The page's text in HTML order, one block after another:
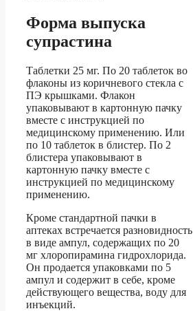
Форма выпуска
супрастина
Таблетки 25 мг. По 20 таблеток во
флаконы из коричневого стекла с
ПЭ крышками. Флакон
упаковывают в картонную пачку
вместе с инструкцией по
медицинскому применению. Или
по 10 таблеток в блистер. По 2
блистера упаковывают в
картонную пачку вместе с
инструкцией по медицинскому
применению.
Кроме стандартной пачки в
аптеках встречается разновидность
в виде ампул, содержащих по 20
мг хлоропирамина гидрохлорида.
Он продается упаковками по 5
ампул и содержит в себе, кроме
действующего вещества, воду для
инъекций.